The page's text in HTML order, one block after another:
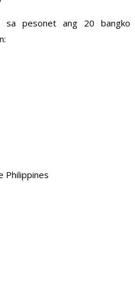
sa pesonet ang 20 bangko
Philippines